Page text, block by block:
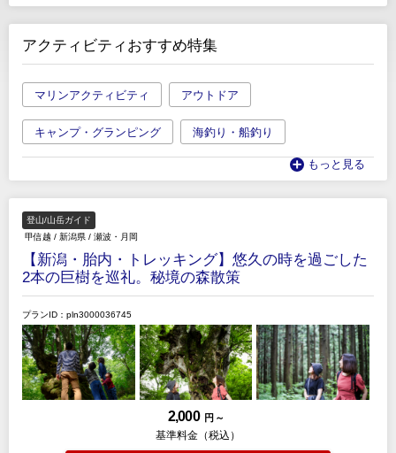
アクティビティおすすめ特集
マリンアクティビティ アウトドア
キャンプ・グランピング 海釣り・船釣り
もっと見る
登山/山岳ガイド
甲信越 / 新潟県 / 瀬波・月岡
【新潟・胎内・トレッキング】悠久の時を過ごした
2本の巨樹を巡礼。秘境の森散策
プランID：pln3000036745
2,000 円 ～
基準料金（税込）